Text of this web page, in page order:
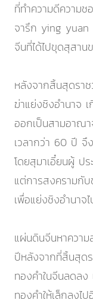
ที่ทำความดีความ
จารึก ying yuan
จีนที่ได้ไปขุดสุสาน
หลังจากสิ้นสุดรา
ฆ่าแย่งชิงอำนาจ
ออกเป็นสามอาณ
เวลากว่า 60 ปี จึ
โดยสุมาเอี๋ยนผู้ ป
แต่การสงครามกั
เพื่อแย่งชิงอำนาจ
แผ่นดินจีนหาความ
ปีหลังจากที่สิ้นสุด
ทองคำในจีนลดลง
ทองคำให้เล็กลงไ